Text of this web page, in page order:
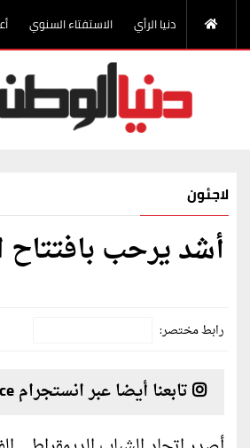
دنيا الرأي الاستفتاء السنوي
لاجئون
أشد يرحب بافتتاح
رابط مختصر:
تابعنا أيضا عبر انستجرام instagram/alwatanvoice